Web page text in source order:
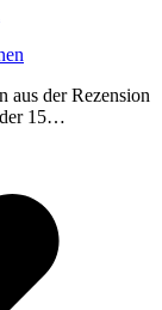
aus der Rezension
15…